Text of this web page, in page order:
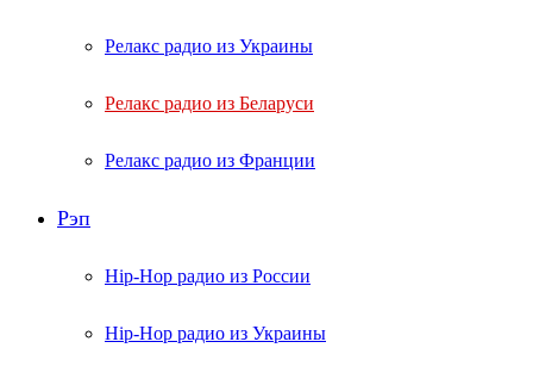
Релакс радио из Украины
Релакс радио из Беларуси
Релакс радио из Франции
Рэп
Hip-Hop радио из России
Hip-Hop радио из Украины